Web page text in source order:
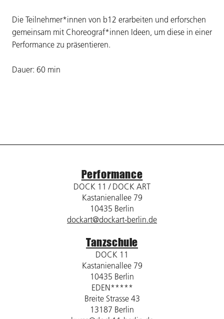
Die Teilnehmer*innen von b12 erarbeiten und erforschen
gemeinsam mit Choreograf*innen Ideen, um diese in einer
Performance zu präsentieren.
Dauer: 60 min
Performance
DOCK 11 / DOCK ART
Kastanienallee 79
10435 Berlin
dockart@dockart-berlin.de
Tanzschule
DOCK 11
Kastanienallee 79
10435 Berlin
EDEN*****
Breite Strasse 43
13187 Berlin